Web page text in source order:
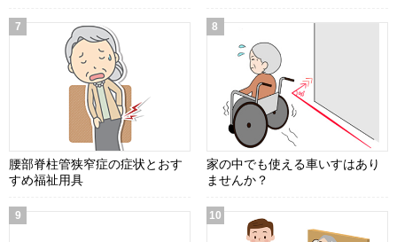
腰部脊柱管狭窄症の症状とおす
すめ福祉用具
家の中でも使える車いすはあり
ませんか？